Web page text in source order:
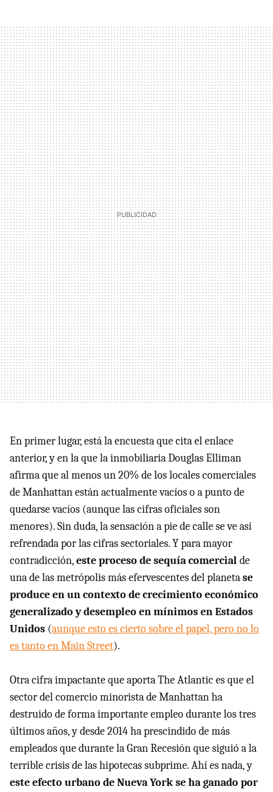
En primer lugar, está la encuesta que cita el enlace
anterior, y en la que la inmobiliaria Douglas Elliman
afirma que al menos un 20% de los locales comerciales
de Manhattan están actualmente vacíos o a punto de
quedarse vacíos (aunque las cifras oficiales son
menores). Sin duda, la sensación a pie de calle se ve así
refrendada por las cifras sectoriales. Y para mayor
contradicción,este proceso de sequía comercialde
una de las metrópolis más efervescentes del planetase
produce en un contexto de crecimiento económico
generalizado y desempleo en mínimos en Estados
Unidos (aunque esto es cierto sobre el papel, pero no lo
es tanto en Main Street).
Otra cifra impactante que aporta The Atlantic es que el
sector del comercio minorista de Manhattan ha
destruido de forma importante empleo durante los tres
últimos años, y desde 2014 ha prescindido de más
empleados que durante la Gran Recesión que siguió a la
terrible crisis de las hipotecas subprime. Ahí es nada, y
este efecto urbano de Nueva York se ha ganado por